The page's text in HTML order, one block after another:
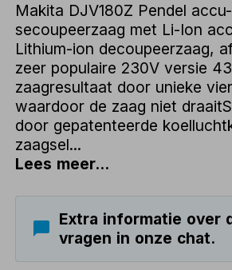
Makita DJV180Z Pendel accu-
secoupeerzaag met Li-Ion
Lithium-ion decoupeerzaag,
zeer populaire 230V versie
zaagresultaat door unieke
waardoor de zaag niet
door gepatenteerde
zaagsel...
Lees meer...
Extra informatie over
vragen in onze chat.